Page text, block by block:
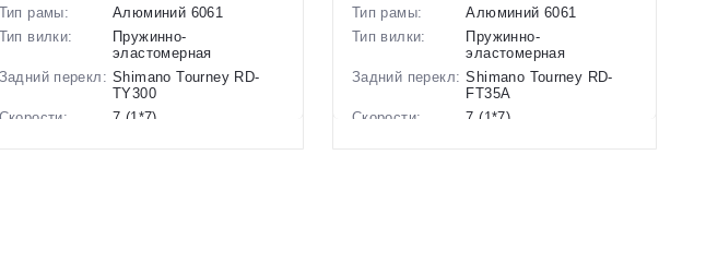
Тип рамы:
Алюминий 6061
Тип вилки:
Пружинно-
эластомерная
Задний перекл: Shimano Tourney RD-
TY300
Скорости:
7 (1*7)
Тип рамы:
Алюминий 6061
Тип вилки:
Пружинно-
эластомерная
Задний перекл: Shimano Tourney RD-
FT35A
Скорости:
7 (1*7)